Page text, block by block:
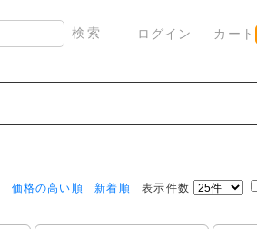
ログイン カート
価格の高い順 新着順 表示件数